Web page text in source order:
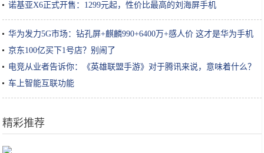
诺基亚X6正式开售：1299元起，性价比最高的刘海屏手机
华为发力5G市场：钻孔屏+麒麟990+6400万+感人价 这才是华为手机
京东100亿买下1号店？别闹了
电竞从业者告诉你：《英雄联盟手游》对于腾讯来说，意味着什么？
车上智能互联功能
精彩推荐